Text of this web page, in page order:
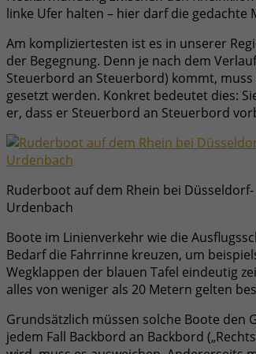
linke Ufer halten – hier darf die
Am kompliziertesten ist es in unserer
der Begegnung. Denn je nach dem
Steuerbord an Steuerbord) kommt,
gesetzt werden. Konkret bedeutet dies:
er, dass er Steuerbord an Steuerbord
Ruderboot auf dem Rhein bei Düsseldorf-
Urdenbach
Boote im Linienverkehr wie die
Bedarf die Fahrrinne kreuzen, um
Wegklappen der blauen Tafel eindeutig
alles von weniger als 20 Metern gelten
Grundsätzlich müssen solche Boote den
jedem Fall Backbord an Backbord